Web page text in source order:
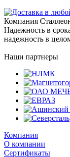
Компания
Надежность в
надежность в
Наши партнеры
Компания
О компании
Сертификаты